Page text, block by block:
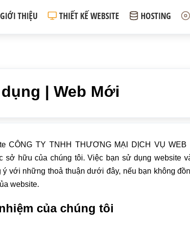
GIỚI THIỆU THIẾT KẾ WEBSITE HOSTING
| Web Mới
CÔNG TY TNHH THƯƠNG MẠI DỊCH VỤ
sở hữu của chúng tôi. Việc bạn sử dụng website
với những thoả thuận dưới đây, nếu bạn không
website.
của chúng tôi